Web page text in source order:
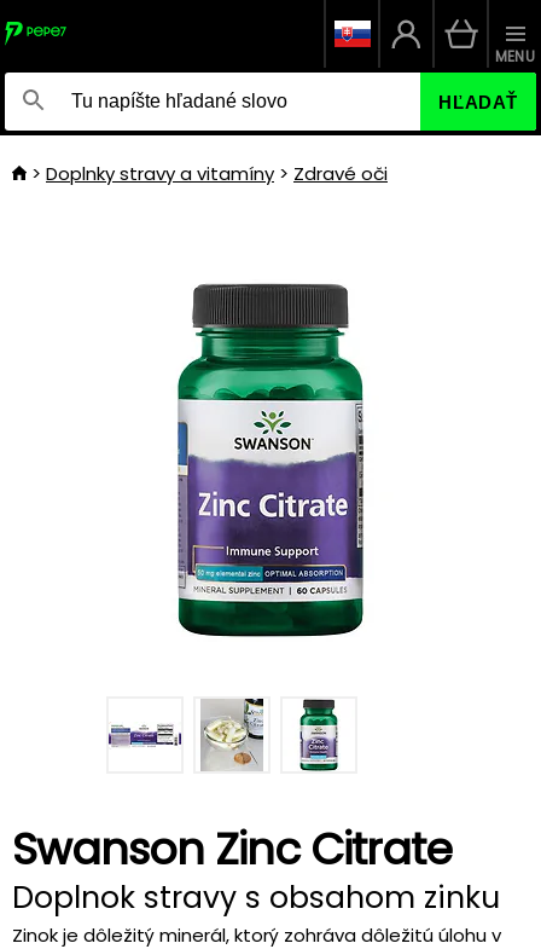
HĽADAŤ
MENU
Doplnky stravy a vitamíny Zdravé oči
Swanson Zinc Citrate
Doplnok stravy s obsahom zinku
Zinok je dôležitý minerál, ktorý zohráva dôležitú úlohu v